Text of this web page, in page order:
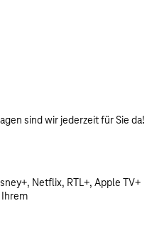
sind wir jederzeit für Sie da!
Netflix, RTL+, Apple TV+
Ihrem